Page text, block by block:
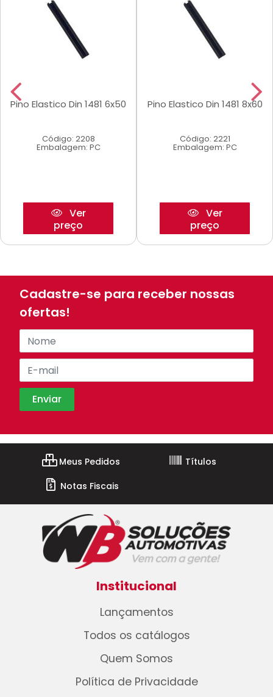
Pino Elastico Din 1481 6x50
Código: 2208
Embalagem: PC
Ver
preço
Pino Elastico Din 1481 8x60
Código: 2221
Embalagem: PC
Ver
preço
Cadastre-se para receber nossas
ofertas!
Meus Pedidos
Títulos
Notas Fiscais
Institucional
Lançamentos
Todos os catálogos
Quem Somos
Política de Privacidade